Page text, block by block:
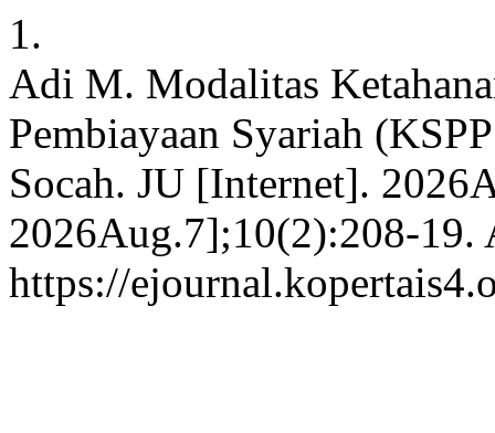
1.
Adi M. Modalitas
Pembiayaan Syariah
Socah. JU [Internet].
2026Aug.7];10(2):208-19.
https://